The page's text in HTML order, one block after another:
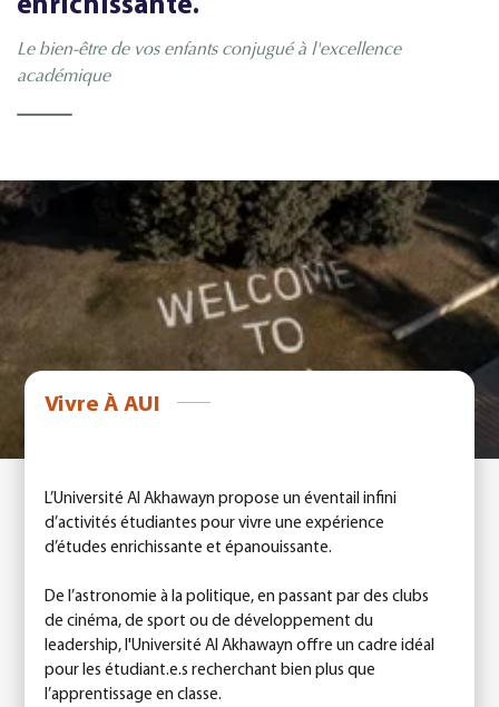
enrichissante.
Le bien-être de vos enfants conjugué à l'excellence
académique
Vivre À AUI
L’Université Al Akhawayn propose un éventail infini
d’activités étudiantes pour vivre une expérience
d’études enrichissante et épanouissante.
De l’astronomie à la politique, en passant par des clubs
de cinéma, de sport ou de développement du
leadership, l'Université Al Akhawayn offre un cadre idéal
pour les étudiant.e.s recherchant bien plus que
l’apprentissage en classe.